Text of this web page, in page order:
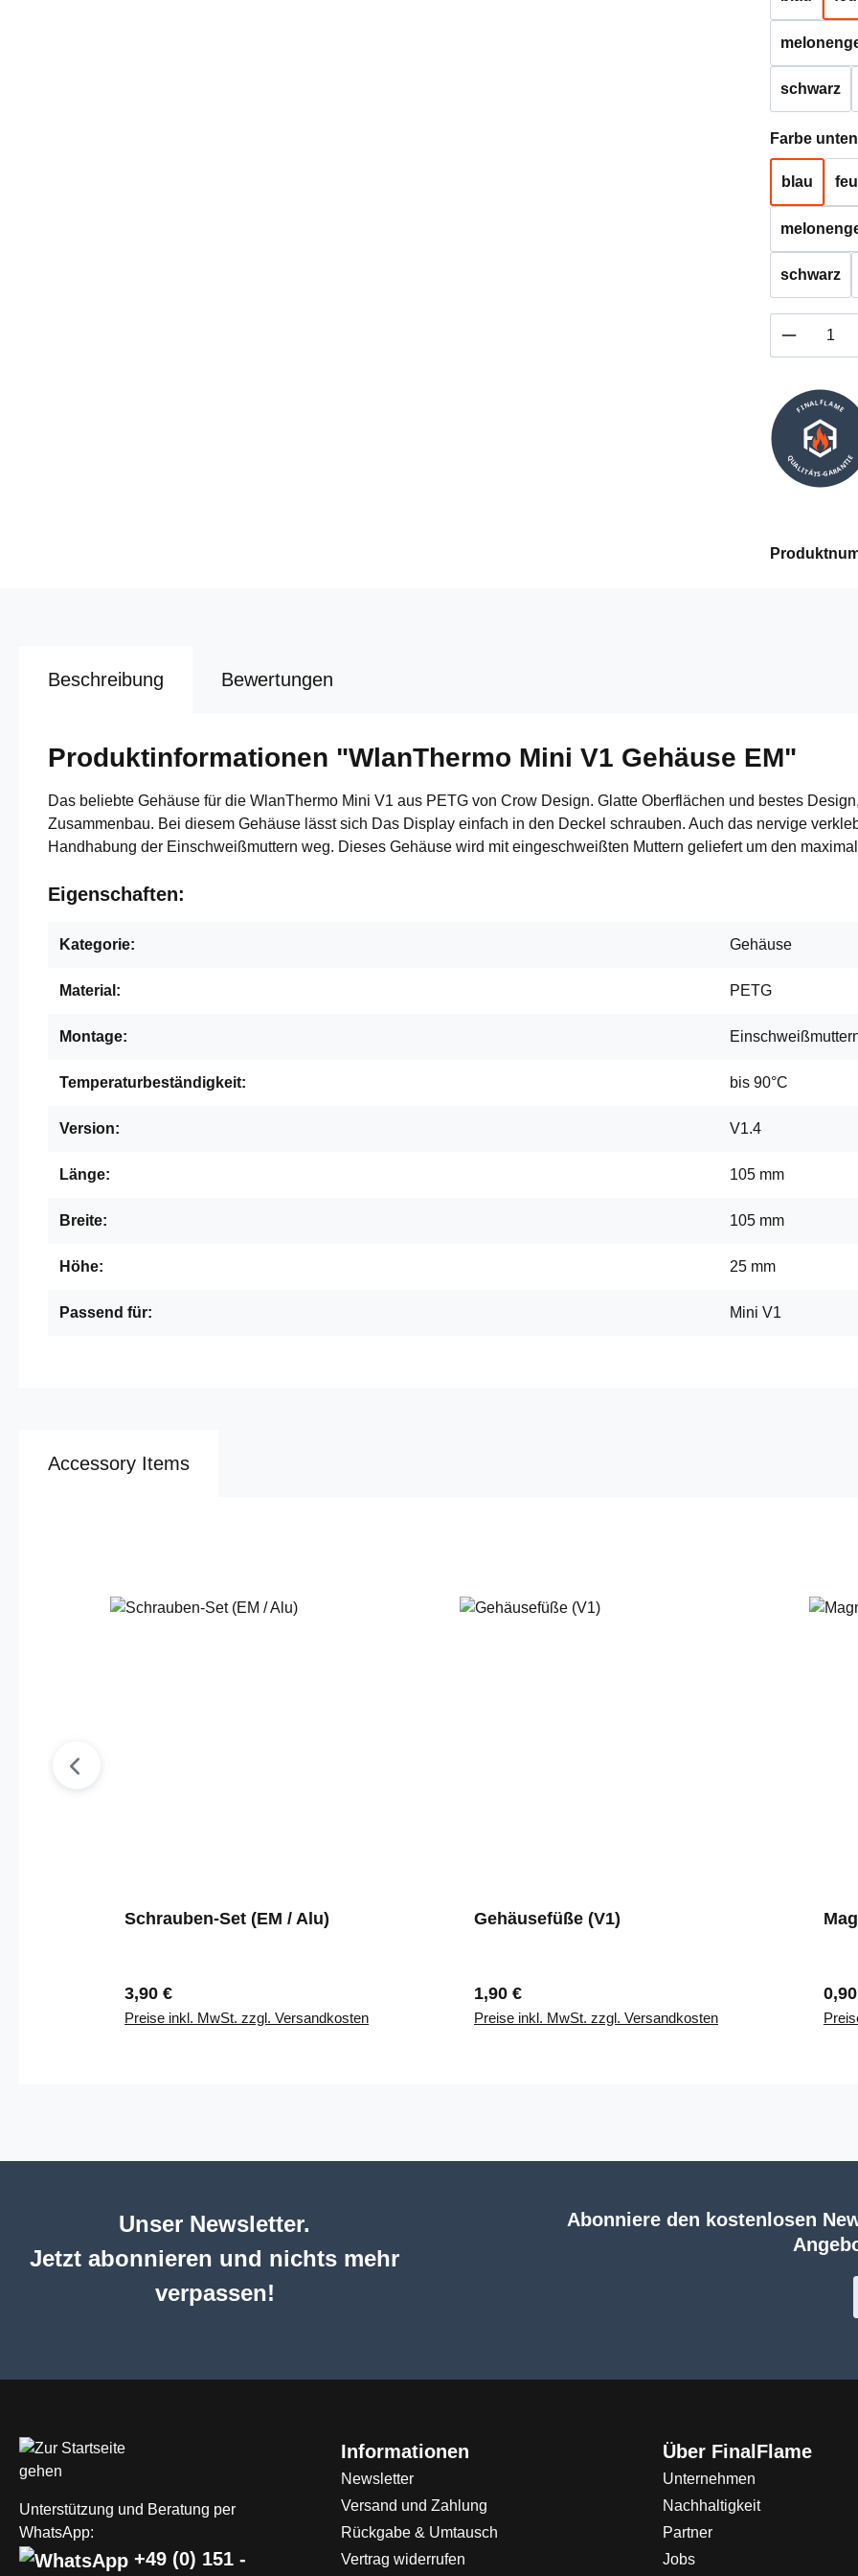
schwarz
Farbe unten
blau
schwarz
FINALFLAME
QUALITÄTS-GARANTIE
Beschreibung Bewertungen
Produktinformationen "WlanThermo Mini V1 Gehäuse EM"
Das beliebte Gehäuse für die WlanThermo Mini V1 aus PETG von Crow Design. Glatte Oberflächen und bestes
Zusammenbau. Bei diesem Gehäuse lässt sich Das Display einfach in den Deckel schrauben. Auch das nervige
Handhabung der Einschweißmuttern weg. Dieses Gehäuse wird mit eingeschweißten Muttern geliefert um den
Eigenschaften:
Kategorie: Gehäuse
Material: PETG
Montage:
Temperaturbeständigkeit: bis 90°C
Version: V1.4
Länge: 105 mm
Breite: 105 mm
Höhe: 25 mm
Passend für: Mini V1
Accessory Items
Schrauben-Set (EM / Alu)
Regulärer Preis:
3,90 €
Preise inkl. MwSt. zzgl. Versandkosten
Gehäusefüße (V1)
Regulärer Preis:
1,90 €
Preise inkl. MwSt. zzgl. Versandkosten
Unser Newsletter.
Jetzt abonnieren und nichts mehr
verpassen!
Abonniere den kostenlosen
Unterstützung und Beratung per
WhatsApp:
+49 (0) 151 -
Informationen
Newsletter
Versand und Zahlung
Rückgabe & Umtausch
Vertrag widerrufen
Über FinalFlame
Unternehmen
Nachhaltigkeit
Partner
Jobs